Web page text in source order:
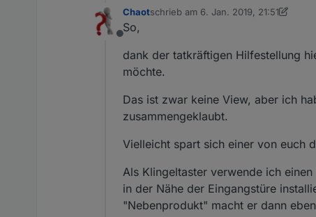
Offline
Chaotschrieb am 6. Jan. 2019, 21:51
zuletzt editiert von Jey Cee
So,
dank der tatkräftigen Hilfestellung
möchte.
Das ist zwar keine View, aber ich
zusammengeklaubt.
Vielleicht spart sich einer von euch
Als Klingeltaster verwende ich
in der Nähe der Eingangstüre
"Nebenprodukt" macht er dann